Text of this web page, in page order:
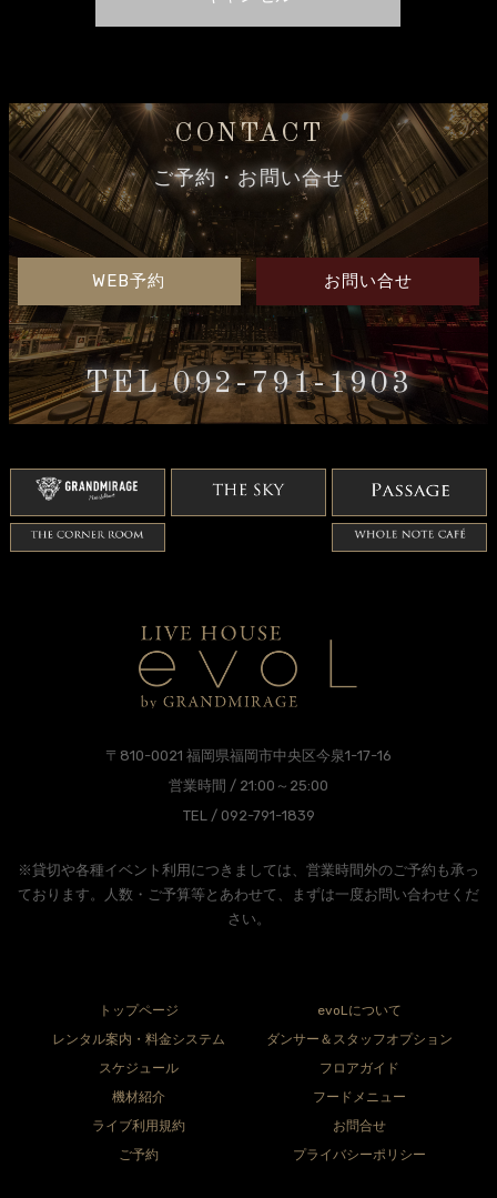
CONTACT
ご予約・お問い合せ
WEB予約 お問い合せ
TEL 092-791-1903
〒810-0021 福岡県福岡市中央区今泉1-17-16
営業時間 / 21:00～25:00
TEL / 092-791-1839
※貸切や各種イベント利用につきましては、営業時間外のご予約も承っ
ております。人数・ご予算等とあわせて、まずは一度お問い合わせくだ
さい。
トップページ
evoLについて
レンタル案内・料金システム
ダンサー＆スタッフオプション
スケジュール
フロアガイド
機材紹介
フードメニュー
ライブ利用規約
お問合せ
ご予約
プライバシーポリシー